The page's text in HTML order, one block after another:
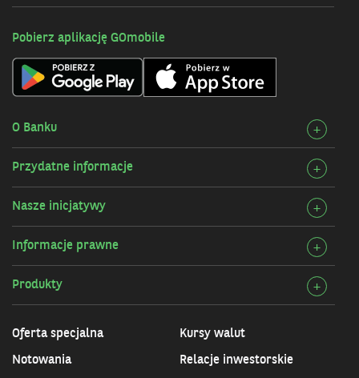
Pobierz aplikację GOmobile
O Banku +
O
Przydatne informacje +
Nasze inicjatywy +
Informacje prawne +
Produkty +
Oferta specjalna Kursy walut
Notowania Relacje inwestorskie